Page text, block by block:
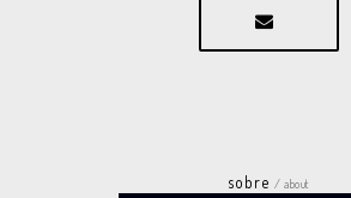
sobre/ about